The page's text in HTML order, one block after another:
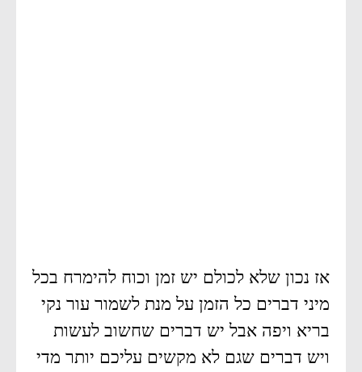
אז נכון שלא לכולם יש זמן וכוח להימרח בכל
מיני דברים כל הזמן על מנת לשמור עור נקי
בריא ויפה אבל יש דברים שחשוב לעשות
ויש דברים שגם לא מקשים עליכם יותר מדי